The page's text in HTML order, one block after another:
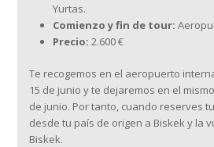
Yurtas.
Comienzo y fin de tour:
Precio: 2.600 €
Te recogemos en el aeropuerto
15 de junio y te dejaremos en el
de junio. Por tanto, cuando reserves
desde tu país de origen a Biskek y la
Biskek.